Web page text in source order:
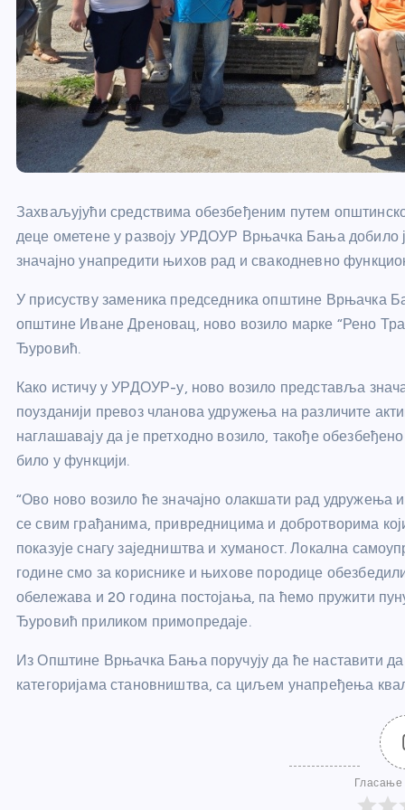
Захваљујући средствима обезбеђеним путем
деце ометене у развоју УРДОУР Врњачка Бања добило
значајно унапредити њихов рад и свакодневно
У присуству заменика председника општине Врњачка
општине Иване Дреновац, ново возило марке “Рено
Ђуровић.
Како истичу у УРДОУР-у, ново возило представља
поузданији превоз чланова удружења на различите
наглашавају да је претходно возило, такође
било у функцији.
“Ово ново возило ће значајно олакшати рад удружења
се свим грађанима, привредницима и добротворима
показује снагу заједништва и хуманост. Локална
године смо за кориснике и њихове породице
обележава и 20 година постојања, па ћемо пружити
Ђуровић приликом примопредаје.
Из Општине Врњачка Бања поручују да ће наставити
категоријама становништва, са циљем унапређења
Гласање